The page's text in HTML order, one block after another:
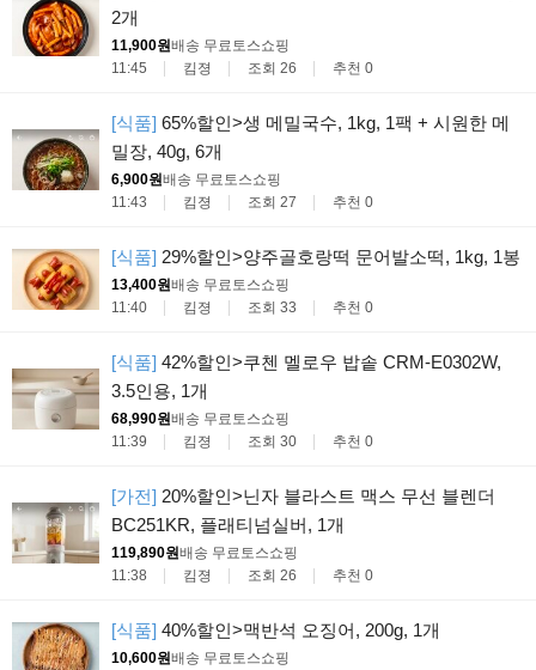
2개
11,900원배송 무료 토스쇼핑
11:45
킴졍 조회 26 추천 0
[식품] 65%할인>생 메밀국수, 1kg, 1팩 + 시원한 메
밀장, 40g, 6개
6,900원배송 무료 토스쇼핑
11:43
킴졍 조회 27 추천 0
[식품] 29%할인>양주골호랑떡 문어발소떡, 1kg, 1봉
13,400원배송 무료 토스쇼핑
11:40
킴졍 조회 33 추천 0
[식품] 42%할인>쿠첸 멜로우 밥솥 CRM-E0302W,
3.5인용, 1개
68,990원배송 무료 토스쇼핑
11:39
킴졍 조회 30 추천 0
[가전] 20%할인>닌자 블라스트 맥스 무선 블렌더
BC251KR, 플래티넘실버, 1개
119,890원배송 무료 토스쇼핑
11:38
킴졍 조회 26 추천 0
[식품] 40%할인>맥반석 오징어, 200g, 1개
10,600원배송 무료 토스쇼핑